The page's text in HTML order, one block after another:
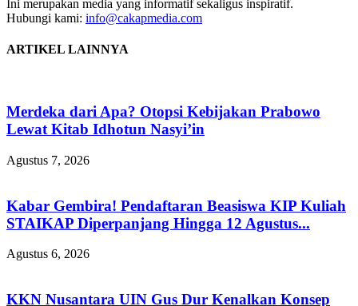
Ini merupakan media yang informatif sekaligus inspiratif.
Hubungi kami: info@cakapmedia.com
ARTIKEL LAINNYA
Merdeka dari Apa? Otopsi Kebijakan Prabowo
Lewat Kitab Idhotun Nasyi’in
Agustus 7, 2026
Kabar Gembira! Pendaftaran Beasiswa KIP Kuliah
STAIKAP Diperpanjang Hingga 12 Agustus...
Agustus 6, 2026
KKN Nusantara UIN Gus Dur Kenalkan Konsep